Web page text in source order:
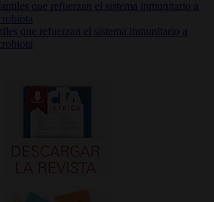
que refuerzan el sistema inmunitario a